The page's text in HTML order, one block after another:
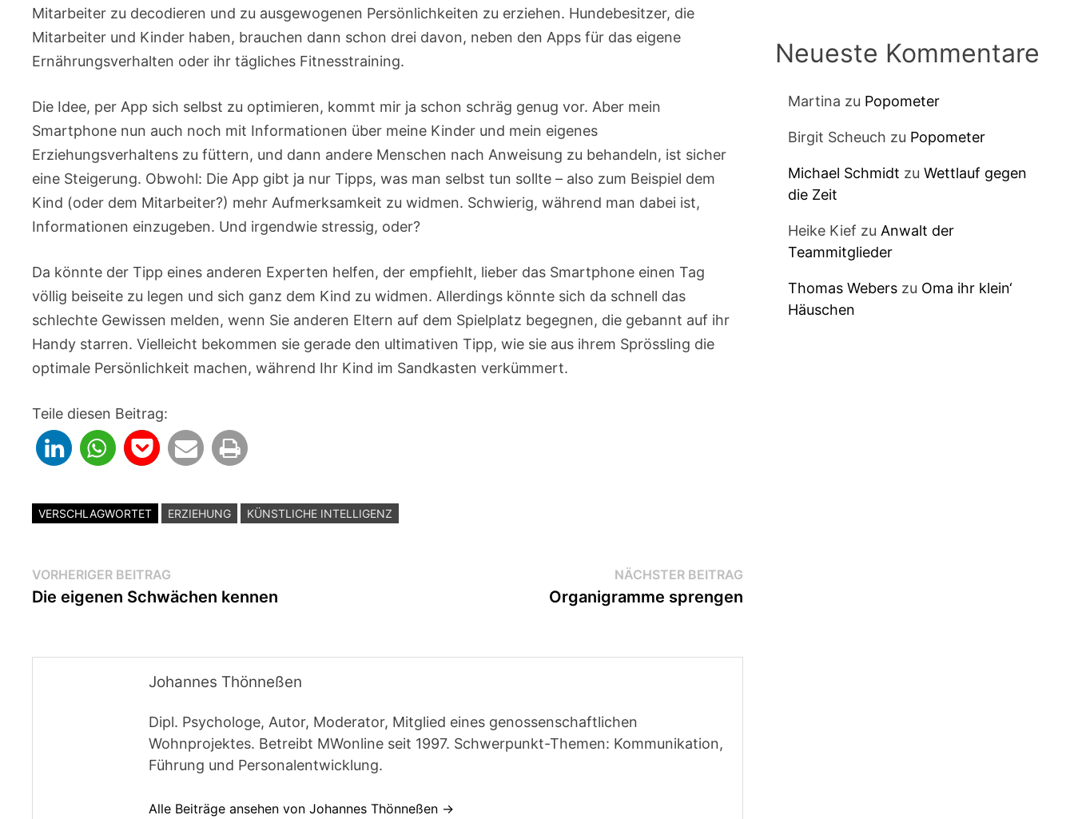
Mitarbeiter zu decodieren und zu ausgewogenen Persönlichkeiten zu erziehen. Hundebesitzer, die
Mitarbeiter und Kinder haben, brauchen dann schon drei davon, neben den Apps für das eigene
Ernährungsverhalten oder ihr tägliches Fitnesstraining.
Die Idee, per App sich selbst zu optimieren, kommt mir ja schon schräg genug vor. Aber mein
Smartphone nun auch noch mit Informationen über meine Kinder und mein eigenes
Erziehungsverhaltens zu füttern, und dann andere Menschen nach Anweisung zu behandeln, ist sicher
eine Steigerung. Obwohl: Die App gibt ja nur Tipps, was man selbst tun sollte – also zum Beispiel dem
Kind (oder dem Mitarbeiter?) mehr Aufmerksamkeit zu widmen. Schwierig, während man dabei ist,
Informationen einzugeben. Und irgendwie stressig, oder?
Da könnte der Tipp eines anderen Experten helfen, der empfiehlt, lieber das Smartphone einen Tag
völlig beiseite zu legen und sich ganz dem Kind zu widmen. Allerdings könnte sich da schnell das
schlechte Gewissen melden, wenn Sie anderen Eltern auf dem Spielplatz begegnen, die gebannt auf ihr
Handy starren. Vielleicht bekommen sie gerade den ultimativen Tipp, wie sie aus ihrem Sprössling die
optimale Persönlichkeit machen, während Ihr Kind im Sandkasten verkümmert.
Teile diesen Beitrag:
VERSCHLAGWORTET ERZIEHUNG KÜNSTLICHE INTELLIGENZ
Beitragsnavigation
VORHERIGER BEITRAG
Beitrag:
Die eigenen Schwächen kennen
NÄCHSTER BEITRAGNächster
Beitrag:
Organigramme sprengen
Johannes Thönneßen
Dipl. Psychologe, Autor, Moderator, Mitglied eines genossenschaftlichen
Wohnprojektes. Betreibt MWonline seit 1997. Schwerpunkt-Themen: Kommunikation,
Führung und Personalentwicklung.
Alle Beiträge ansehen von Johannes Thönneßen →
Neueste Kommentare
Martina zu Popometer
Birgit Scheuch zu Popometer
Michael Schmidt zu Wettlauf gegen
die Zeit
Heike Kief zu Anwalt der
Teammitglieder
Thomas Weberszu Oma ihr klein‘
Häuschen